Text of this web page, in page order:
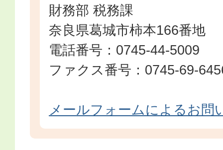
財務部 税務課
奈良県葛城市柿本166番地
電話番号：0745-44-5009
ファクス番号：0745-69-
メールフォームによるお問